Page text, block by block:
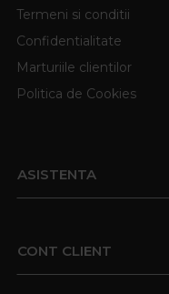
Termeni si conditii
Confidentialitate
Marturiile clientilor
Politica de Cookies
ASISTENTA
CONT CLIENT